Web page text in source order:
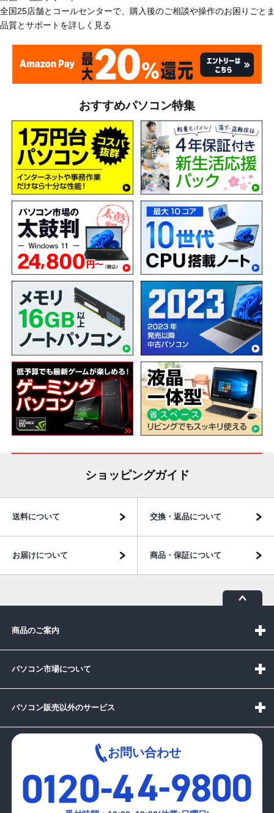
全国25店舗とコールセンターで、購入後のご相談や操作のお困りごと
品質とサポートを詳しく見る
おすすめパソコン特集
ショッピングガイド
送料について 交換・返品について
お届けについて 商品・保証について
商品のご案内
パソコン市場について
パソコン販売以外のサービス
お問い合わせ